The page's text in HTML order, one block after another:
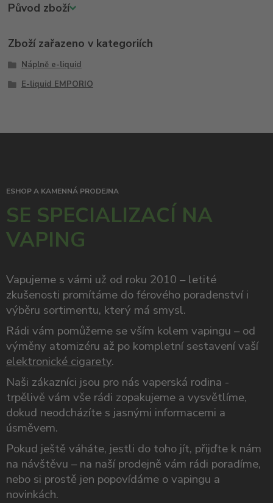
Původ zboží
Zboží zařazeno v kategoriích
Náplně e-liquid
E-liquid EMPORIO
ESHOP A KAMENNÁ PRODEJNA
SE SPECIALIZACÍ NA
VAPING
Vapujeme s vámi už od roku 2010 – letité
zkušenosti promítáme do férového poradenství i
výběru sortimentu, který má smysl.
Rádi vám pomůžeme se vším kolem vapingu – od
výměny atomizéru až po kompletní sestavení vaší
elektronické cigarety.
Naši zákazníci jsou pro nás vaperská rodina -
trpělivě vám vše rádi zopakujeme a vysvětlíme,
dokud neodcházíte s jasnými informacemi a
úsměvem.
Pokud ještě váháte, jestli do toho jít, přijďte k nám
na návštěvu – na naší prodejně vám rádi poradíme,
nebo si prostě jen popovídáme o vapingu a
novinkách.